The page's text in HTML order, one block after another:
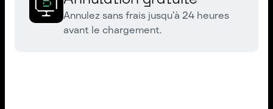
Annulez sans frais jusqu’à 24 heures
avant le chargement.